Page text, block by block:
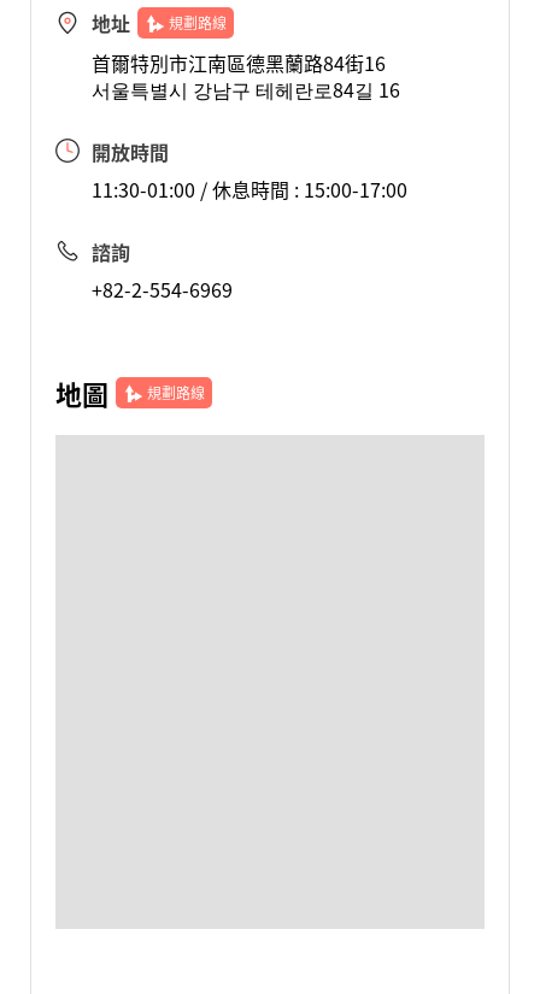
地址 規劃路線
首爾特別市江南區德黑蘭路84街16
서울특별시 강남구 테헤란로84길 16
開放時間
11:30-01:00 / 休息時間 : 15:00-17:00
諮詢
+82-2-554-6969
地圖 規劃路線